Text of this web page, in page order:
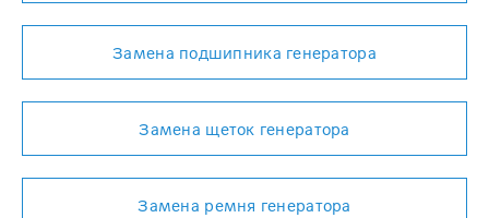
Замена подшипника генератора
Замена щеток генератора
Замена ремня генератора